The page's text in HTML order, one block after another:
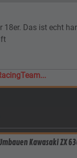
18er. Das ist echt
Kawasaki ZX